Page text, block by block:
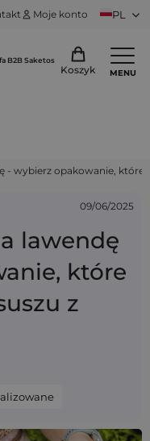
Moje konto PL
B2B Saketos
Koszyk MENU
- wybierz opakowanie, które
09/06/2025
lawendę
które
z